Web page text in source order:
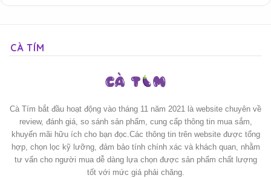
CÀ TÍM
Cà Tím bắt đầu hoạt động vào tháng 11 năm 2021 là website chuyên về
review, đánh giá, so sánh sản phẩm, cung cấp thông tin mua sắm,
khuyến mãi hữu ích cho bạn đọc.Các thông tin trên website được tổng
hợp, chọn lọc kỹ lưỡng, đảm bảo tính chính xác và khách quan, nhằm
tư vấn cho người mua dễ dàng lựa chọn được sản phẩm chất lượng
tốt với mức giá phải chăng.